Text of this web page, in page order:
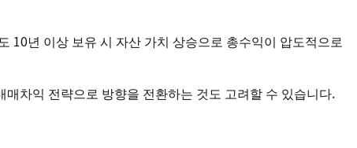
10년 이상 보유 시 자산 가치 상승으로 총수익이 압도적으로
차익 전략으로 방향을 전환하는 것도 고려할 수 있습니다.